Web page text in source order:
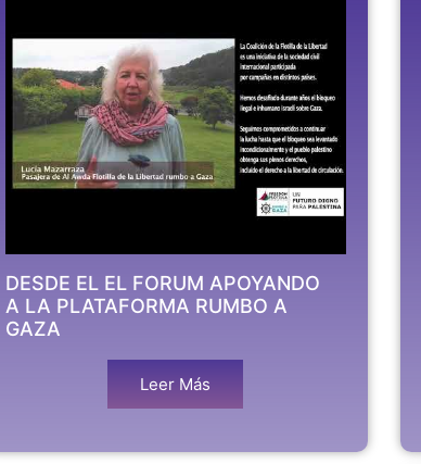
DESDE EL EL FORUM APOYANDO
A LA PLATAFORMA RUMBO A
GAZA
Leer Más